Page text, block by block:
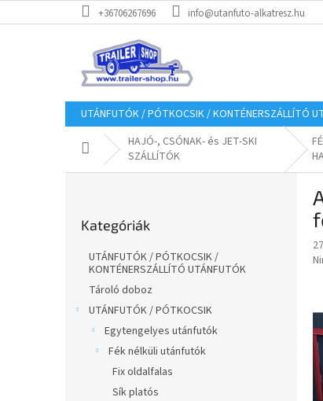
a
+36706267696 info@utanfuto-alkatresz.hu
UTÁNFUTÓK / PÓTKOCSIK / KONTÉNERSZÁLLÍTÓ
KezdőlapHAJÓ-, CSÓNAK- és JET-SKI
SZÁLLÍTÓK
átugrása
Kategóriák
UTÁNFUTÓK / PÓTKOCSIK /
KONTÉNERSZÁLLÍTÓ UTÁNFUTÓK
Tároló doboz
UTÁNFUTÓK / PÓTKOCSIK
Egytengelyes utánfutók
Fék nélküli utánfutók
Fix oldalfalas
Sík platós
A
0,0